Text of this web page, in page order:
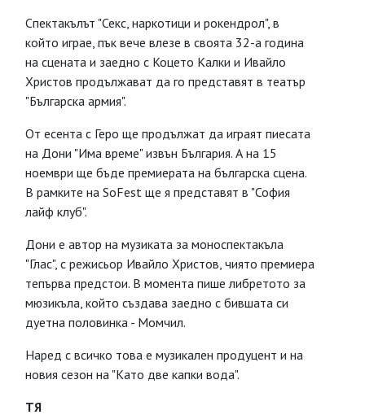
Спектакълът "Секс, наркотици и рокендрол", в
който играе, пък вече влезе в своята 32-а година
на сцената и заедно с Коцето Калки и Ивайло
Христов продължават да го представят в театър
"Българска армия".
От есента с Геро ще продължат да играят пиесата
на Дони "Има време" извън България. А на 15
ноември ще бъде премиерата на българска сцена.
В рамките на SoFest ще я представят в "София
лайф клуб".
Дони е автор на музиката за моноспектакъла
"Глас", с режисьор Ивайло Христов, чиято премиера
тепърва предстои. В момента пише либретото за
мюзикъла, който създава заедно с бившата си
дуетна половинка - Момчил.
Наред с всичко това е музикален продуцент и на
новия сезон на "Като две капки вода".
ТЯ